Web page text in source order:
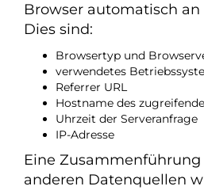
Browser automatisch
Dies sind:
Browsertyp und
verwendetes
Referrer URL
Hostname des
Uhrzeit der Serveranfrage
IP-Adresse
Eine
anderen Datenquellen